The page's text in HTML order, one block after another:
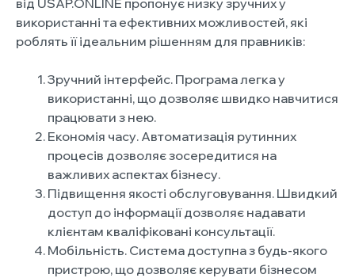
використанні та ефективних можливостей, які
роблять її ідеальним рішенням для правників:
Зручний інтерфейс. Програма легка у
використанні, що дозволяє швидко навчитися
працювати з нею.
Економія часу. Автоматизація рутинних
процесів дозволяє зосередитися на
важливих аспектах бізнесу.
Підвищення якості обслуговування. Швидкий
доступ до інформації дозволяє надавати
клієнтам кваліфіковані консультації.
Мобільність. Система доступна з будь-якого
пристрою, що дозволяє керувати бізнесом